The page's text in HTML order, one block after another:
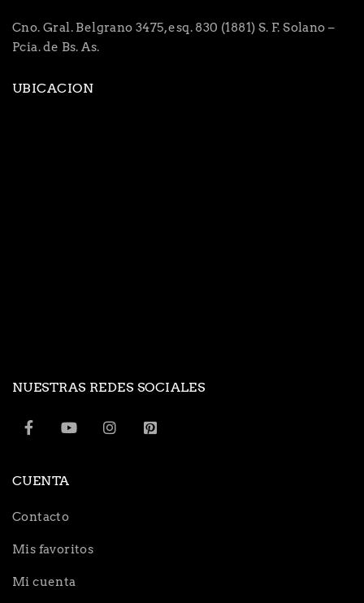
Cno. Gral. Belgrano 3475, esq. 830 (1881) S. F. Solano –
Pcia. de Bs. As.
UBICACION
NUESTRAS REDES SOCIALES
CUENTA
Contacto
Mis favoritos
Mi cuenta